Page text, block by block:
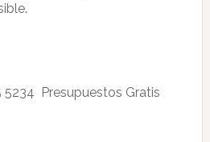
Presupuestos Gratis